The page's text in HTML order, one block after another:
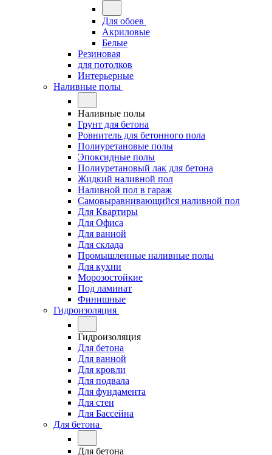
Для обоев
Акриловые
Белые
Резиновая
для потолков
Интерьерные
Наливные полы
Наливные полы
Грунт для бетона
Ровнитель для бетонного пола
Полиуретановые полы
Эпоксидные полы
Полиуретановый лак для бетона
Жидкий наливной пол
Наливной пол в гараж
Самовыравнивающийся наливной пол
Для Квартиры
Для Офиса
Для ванной
Для склада
Промышленные наливные полы
Для кухни
Морозостойкие
Под ламинат
Финишные
Гидроизоляция
Гидроизоляция
Для бетона
Для ванной
Для кровли
Для подвала
Для фундамента
Для стен
Для Бассейна
Для бетона
Для бетона